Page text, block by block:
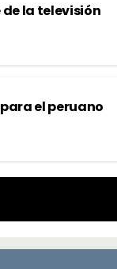
de la televisión
el peruano